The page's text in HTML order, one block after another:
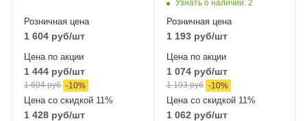
Розничная цена
1 604 руб/шт
Цена по акции
1 444 руб/шт
1 604руб -10%
Цена со скидкой 11%
1 428 руб/шт
Узнать о наличии: 2
Розничная цена
1 193руб/шт
Цена по акции
1 074руб/шт
1 193руб -10%
Цена со скидкой 11%
1 062 руб/шт